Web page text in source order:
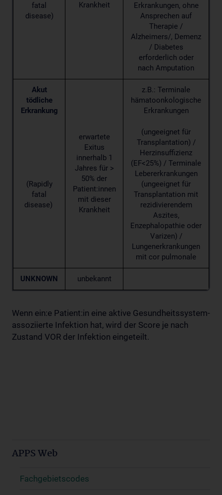
Krankheit
fatal
disease)
Erkrankungen, ohne
Ansprechen auf
Therapie /
Alzheimers/, Demenz
/ Diabetes
erforderlich oder
nach Amputation
Akut
tödliche
Erkrankung
erwartete
Exitus
innerhalb 1
Jahres für >
50% der
Patient:innen
mit dieser
Krankheit
z.B.: Terminale
hämatoonkologische
Erkrankungen
(Rapidly
fatal
disease)
(ungeeignet für
Transplantation) /
Herzinsuffizienz
(EF<25%) / Terminale
Lebererkrankungen
(ungeeignet für
Transplantation mit
rezidivierendem
Aszites,
Enzephalopathie oder
Varizen) /
Lungenerkrankungen
mit cor pulmonale
UNKNOWN unbekannt
Wenn ein:e Patient:in eine aktive Gesundheitssystem-
assoziierte Infektion hat, wird der Score je nach
Zustand VOR der Infektion eingeteilt.
APPS Web
Fachgebietscodes